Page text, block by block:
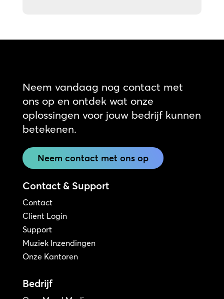
Neem vandaag nog contact met
ons op en ontdek wat onze
oplossingen voor jouw bedrijf kunnen
betekenen.
Neem contact met ons op
Contact & Support
Contact
Client Login
Support
Muziek Inzendingen
Onze Kantoren
Bedrijf